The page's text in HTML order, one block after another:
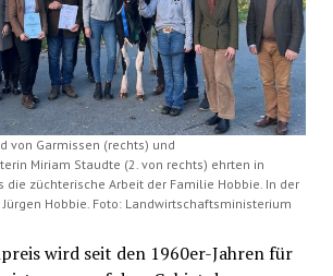
von Garmissen (rechts) und
Miriam Staudte (2. von rechts) ehrten in
die züchterische Arbeit der Familie Hobbie. In der
Hobbie. Foto: Landwirtschaftsministerium
wird seit den 1960er-Jahren für